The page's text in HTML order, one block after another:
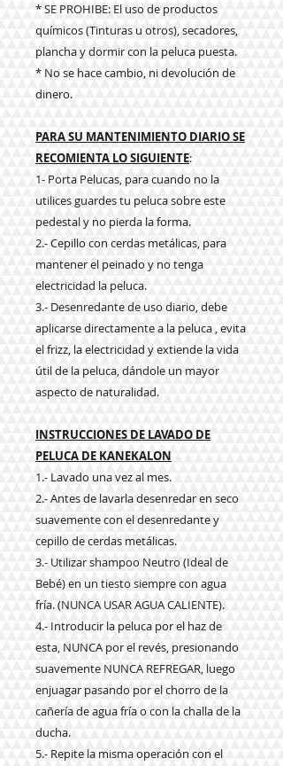
* SE PROHIBE: El uso de productos
químicos (Tinturas u otros), secadores,
plancha y dormir con la peluca puesta.
* No se hace cambio, ni devolución de
dinero.
PARA SU MANTENIMIENTO DIARIO SE
RECOMIENTA LO SIGUIENTE:
1- Porta Pelucas, para cuando no la
utilices guardes tu peluca sobre este
pedestal y no pierda la forma.
2.- Cepillo con cerdas metálicas, para
mantener el peinado y no tenga
electricidad la peluca.
3.- Desenredante de uso diario, debe
aplicarse directamente a la peluca , evita
el frizz, la electricidad y extiende la vida
útil de la peluca, dándole un mayor
aspecto de naturalidad.
INSTRUCCIONES DE LAVADO DE
PELUCA DE KANEKALON
1.- Lavado una vez al mes.
2.- Antes de lavarla desenredar en seco
suavemente con el desenredante y
cepillo de cerdas metálicas.
3.- Utilizar shampoo Neutro (Ideal de
Bebé) en un tiesto siempre con agua
fría. (NUNCA USAR AGUA CALIENTE).
4.- Introducir la peluca por el haz de
esta, NUNCA por el revés, presionando
suavemente NUNCA REFREGAR, luego
enjuagar pasando por el chorro de la
cañería de agua fría o con la challa de la
ducha.
5.- Repite la misma operación con el